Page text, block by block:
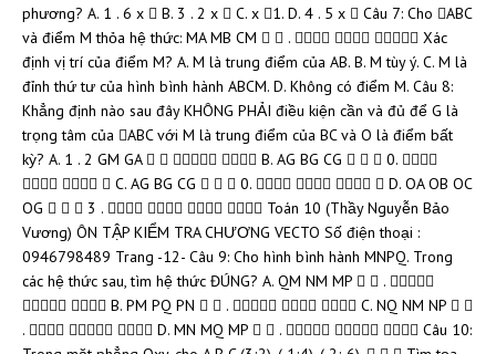
phương? A. 1 . 6 x  B. 3 . 2 x  C. x 1. D. 4 . 5 x  Câu 7: Cho ABC
và điểm M thỏa hệ thức: MA MB CM   .    Xác
định vị trí của điểm M? A. M là trung điểm của AB. B. M tùy ý. C. M là
đỉnh thứ tư của hình bình hành ABCM. D. Không có điểm M. Câu 8:
Khẳng định nào sau đây KHÔNG PHẢI điều kiện cần và đủ để G là
trọng tâm của ABC với M là trung điểm của BC và O là điểm bất
kỳ? A. 1 . 2 GM GA     B. AG BG CG    0. 
   C. AG BG CG    0.     D. OA OB OC
OG    3 .     Toán 10 (Thầy Nguyễn Bảo
Vương) ÔN TẬP KIỂM TRA CHƯƠNG VECTO Số điện thoại :
0946798489 Trang -12- Câu 9: Cho hình bình hành MNPQ. Trong
các hệ thức sau, tìm hệ thức ĐÚNG? A. QM NM MP   . 
  B. PM PQ PN   .    C. NQ NM NP  
.    D. MN MQ MP   .    Câu 10: